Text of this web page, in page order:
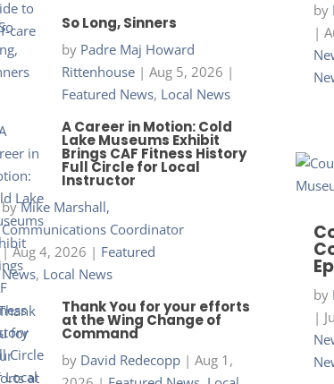
So Long, Sinners
by Padre Maj Howard
Rittenhouse| Aug 5, 2026 |
Featured News, Local News
A Career in Motion: Cold
Lake Museums Exhibit
Brings CAF Fitness History
Full Circle for Local
Instructor
byMike Marshall,
Communications Coordinator
|Aug 4, 2026 | Featured
News, Local News
Thank You for your efforts
at the Wing Change of
Command
by David Redecopp| Aug 1,
by
|
by
|